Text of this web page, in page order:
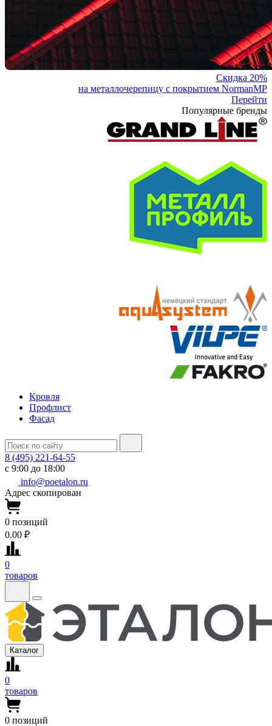
Скидка 20%
на металлочерепицу с покрытием NormanMP
Перейти
Популярные бренды
Кровля
Профлист
Фасад
8 (495) 221-64-55
с 9:00 до 18:00
info@poetalon.ru
Адрес скопирован
0 позиций
0.00 ₽
0
товаров
Каталог
0
товаров
0 позиций